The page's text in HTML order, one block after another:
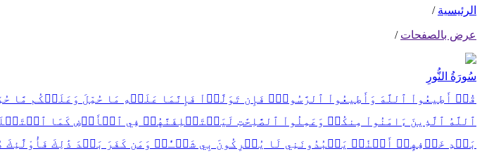
الرئيسية /
عرض بالصفحات /
سُورَةُ النُّورِ
قُلۡ أَطِيعُواْ ٱللَّه وَأَطِيعُواْ ٱلرَّسُولَۖ فَإِن تَوَلَّوۡاْ فَإِنَّمَا عَلَيۡهِ مَا حُمِّلَ وَعَلَيۡكُم مَّا
ٱللَّهُ ٱلَّذِينَ ءَامَنُواْ مِنكُمۡ وَعَمِلُواْ ٱلصَّٰلِحَٰتِ لَيَسۡتَخۡلِفَنَّهُمۡ فِي ٱلۡأَرۡضِ كَمَا
بَعۡدِ خَوۡفِهِمۡ أَمۡنٗاۚ يَعۡبُدُونَنِي لَا يُشۡرِكُونَ بِي شَيۡـٔٗاۚ وَمَن كَفَرَ بَعۡدَ ذَٰلِكَ فَأُوْلَٰٓئِكَ هُمُ